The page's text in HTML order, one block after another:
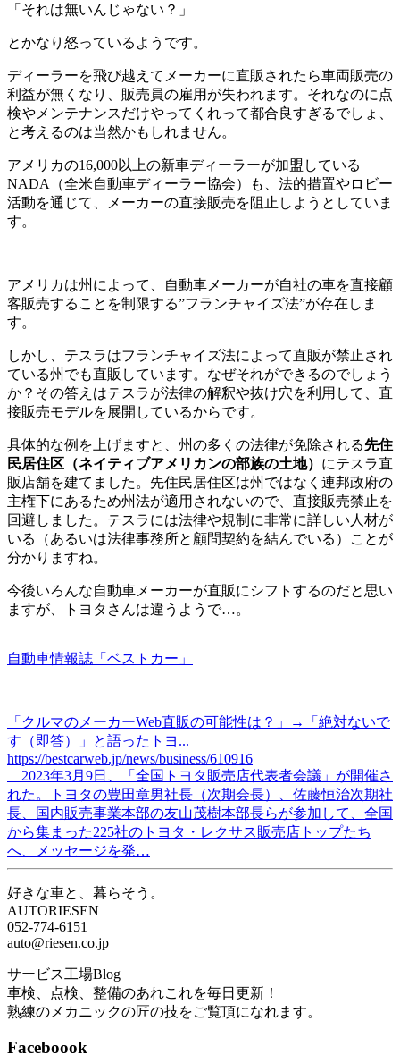
「それは無いんじゃない？」
とかなり怒っているようです。
ディーラーを飛び越えてメーカーに直販されたら車両販売の
利益が無くなり、販売員の雇用が失われます。それなのに点
検やメンテナンスだけやってくれって都合良すぎるでしょ、
と考えるのは当然かもしれません。
アメリカの16,000以上の新車ディーラーが加盟している
NADA（全米自動車ディーラー協会）も、法的措置やロビー
活動を通じて、メーカーの直接販売を阻止しようとしていま
す。
アメリカは州によって、自動車メーカーが自社の車を直接顧
客販売することを制限する”フランチャイズ法”が存在しま
す。
しかし、テスラはフランチャイズ法によって直販が禁止され
ている州でも直販しています。なぜそれができるのでしょう
か？その答えはテスラが法律の解釈や抜け穴を利用して、直
接販売モデルを展開しているからです。
具体的な例を上げますと、州の多くの法律が免除される先住
民居住区（ネイティブアメリカンの部族の土地） にテスラ直
販店舗を建てました。先住民居住区は州ではなく連邦政府の
主権下にあるため州法が適用されないので、直接販売禁止を
回避しました。テスラには法律や規制に非常に詳しい人材が
いる（あるいは法律事務所と顧問契約を結んでいる）ことが
分かりますね。
今後いろんな自動車メーカーが直販にシフトするのだと思い
ますが、トヨタさんは違うようで…。
自動車情報誌「ベストカー」
「クルマのメーカーWeb直販の可能性は？」→「絶対ないで
す（即答）」と語ったトヨ...
https://bestcarweb.jp/news/business/610916
2023年3月9日、「全国トヨタ販売店代表者会議」が開催さ
れた。トヨタの豊田章男社長（次期会長）、佐藤恒治次期社
長、国内販売事業本部の友山茂樹本部長らが参加して、全国
から集まった225社のトヨタ・レクサス販売店トップたち
へ、メッセージを発…
好きな車と、暮らそう。
AUTORIESEN
052-774-6151
auto@riesen.co.jp
サービス工場Blog
車検、点検、整備のあれこれを毎日更新！
熟練のメカニックの匠の技をご覧頂になれます。
Faceboook